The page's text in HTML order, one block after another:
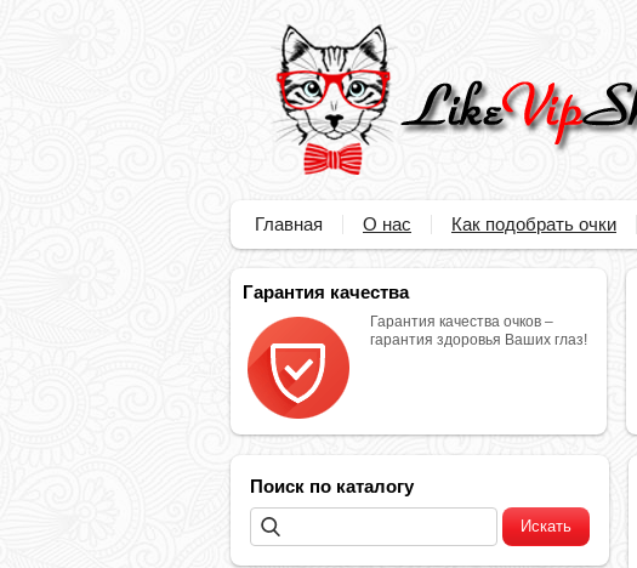
Главная О нас Как подобрать очки
Гарантия качества
Гарантия качества очков –
гарантия здоровья Ваших глаз!
Поиск по каталогу